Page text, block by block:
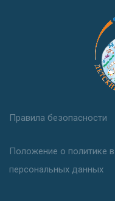
Правила безопасности
Положение о политике
персональных данных